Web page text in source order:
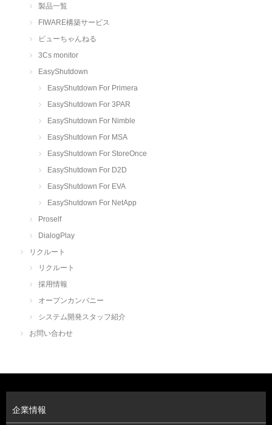
製品一覧
FIWARE構築サービス
ビューちゃんねる
3Cs monitor
EasyShutdown
EasyShutdown For Primera
EasyShutdown For 3PAR
EasyShutdown For Nimble
EasyShutdown For MSA
EasyShutdown For StoreOnce
EasyShutdown For D2D
EasyShutdown For EVA
EasyShutdown For NetApp
Proself
DialogPlay
リクルート
リクルート
採用情報
オープンカンパニー
システム開発スタッフ紹介
お問い合わせ
企業情報